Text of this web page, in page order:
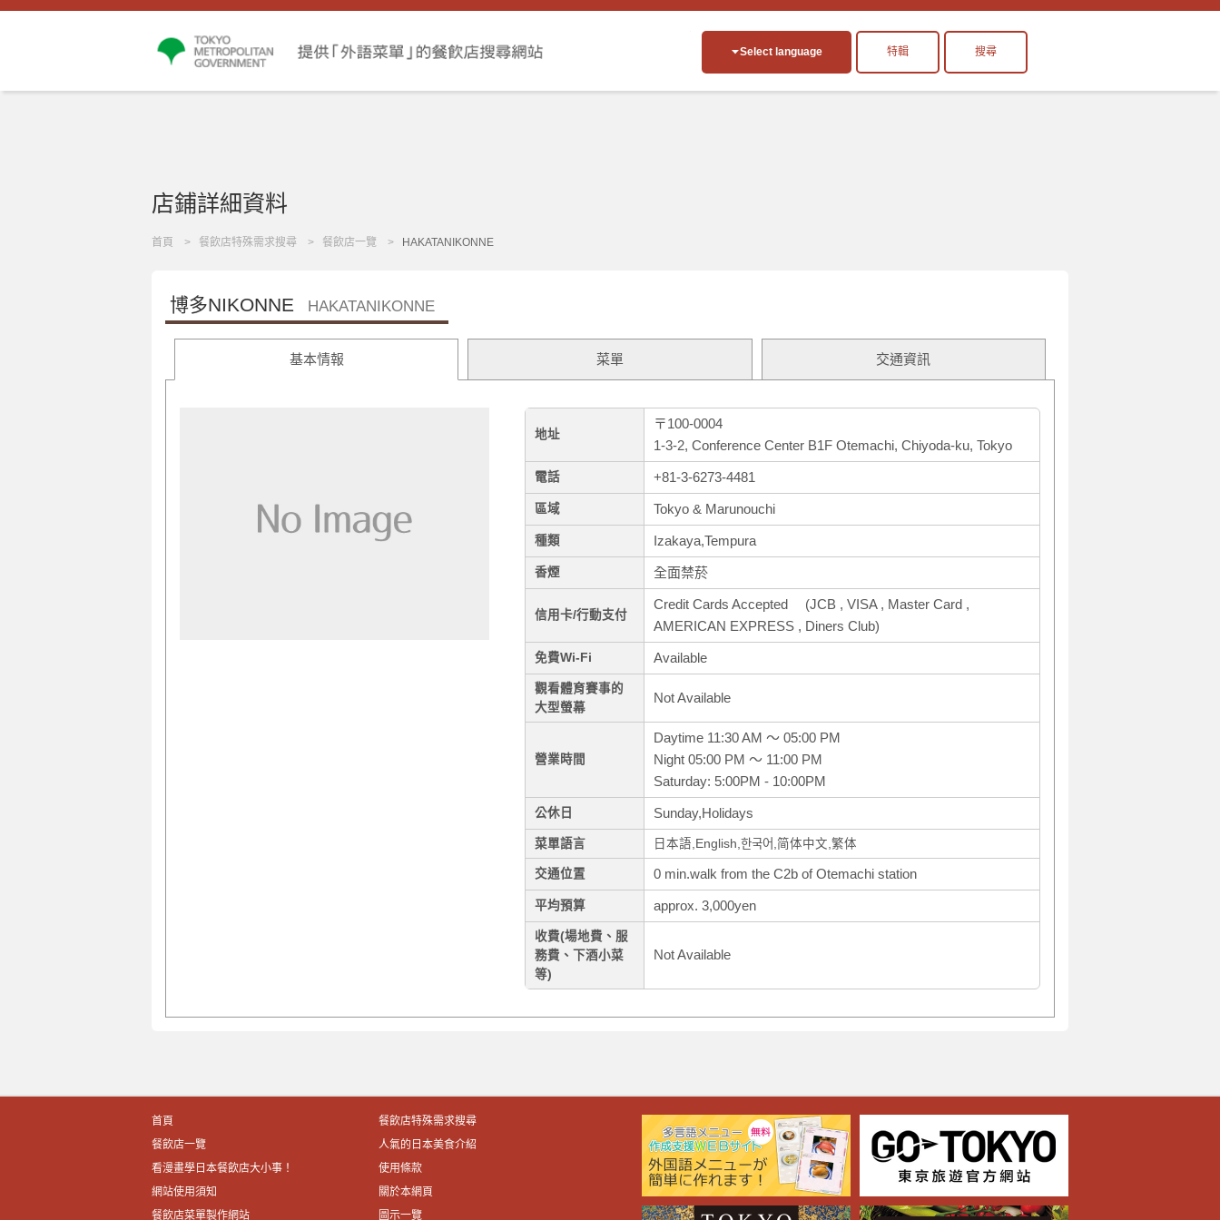
Select language 特輯 搜尋
店鋪詳細資料
首頁 餐飲店特殊需求搜尋 餐飲店一覽 HAKATANIKONNE
博多NIKONNE HAKATANIKONNE
基本情報 菜單 交通資訊
地址
〒100-0004
1-3-2, Conference Center B1F Otemachi, Chiyoda-ku, Tokyo
電話 +81-3-6273-4481
區域 Tokyo & Marunouchi
種類 Izakaya,Tempura
香煙 全面禁菸
信用卡/行動支付
Credit Cards Accepted (JCB , VISA , Master Card ,
AMERICAN EXPRESS , Diners Club)
免費Wi-Fi Available
觀看體育賽事的
大型螢幕
Not Available
營業時間
Daytime 11:30 AM ～ 05:00 PM
Night 05:00 PM ～ 11:00 PM
Saturday: 5:00PM - 10:00PM
公休日 Sunday,Holidays
菜單語言 日本語,English,한국어,简体中文,繁体
交通位置 0 min.walk from the C2b of Otemachi station
平均預算 approx. 3,000yen
收費(場地費、服
務費、下酒小菜
等)
Not Available
首頁
餐飲店特殊需求搜尋
餐飲店一覽
人氣的日本美食介紹
看漫畫學日本餐飲店大小事！
使用條款
網站使用須知
關於本網頁
餐飲店菜單製作網站
圖示一覽